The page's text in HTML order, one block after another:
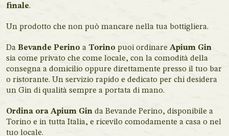
finale.
Un prodotto che non può mancare nella tua bottigliera.
Da Bevande Perino a Torino puoi ordinare Apium Gin
sia come privato che come locale, con la comodità della
consegna a domicilio oppure direttamente presso il tuo bar
o ristorante. Un servizio rapido e dedicato per chi desidera
un Gin di qualità sempre a portata di mano.
Ordina ora Apium Gin da Bevande Perino, disponibile a
Torino e in tutta Italia, e ricevilo comodamente a casa o nel
tuo locale.